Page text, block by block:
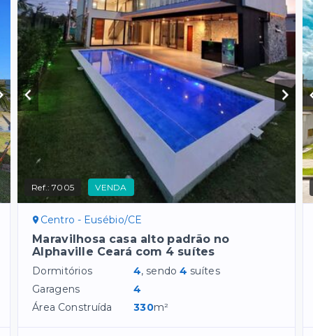
Ref.:7005 VENDA
Centro - Eusébio/CE
Maravilhosa casa alto padrão no
Alphaville Ceará com 4 suítes
Dormitórios 4, sendo4 suítes
Garagens
4
Área Construída
330m²